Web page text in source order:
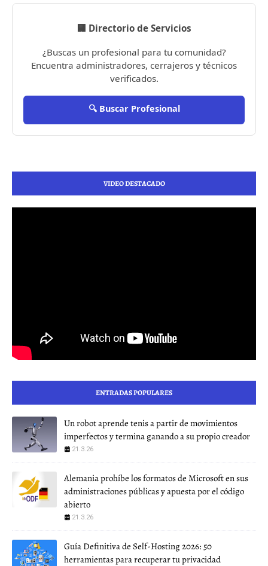
🏢 Directorio de Servicios
¿Buscas un profesional para tu comunidad?
Encuentra administradores, cerrajeros y técnicos
verificados.
🔍 Buscar Profesional
VIDEO DESTACADO
ENTRADAS POPULARES
Un robot aprende tenis a partir de movimientos
imperfectos y termina ganando a su propio creador
21.3.26
Alemania prohíbe los formatos de Microsoft en sus
administraciones públicas y apuesta por el código
abierto
21.3.26
Guía Definitiva de Self-Hosting 2026: 50
herramientas para recuperar tu privacidad